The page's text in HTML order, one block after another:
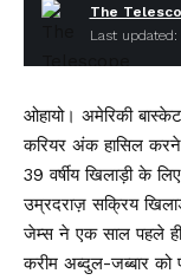
Last
The
ओहायो। अमेरिकी
करियर अंक हासिल करने
39 वर्षीय खिलाड़ी के
उम्रदराज़ सक्रिय
जेम्स ने एक साल पहले
करीम अब्दुल-जब्बार को